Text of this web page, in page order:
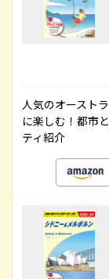
人気のオースト
に楽しむ！都市
ティ紹介